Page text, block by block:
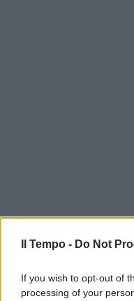
Il Tempo - Do Not
If you wish to opt-out of
processing of your